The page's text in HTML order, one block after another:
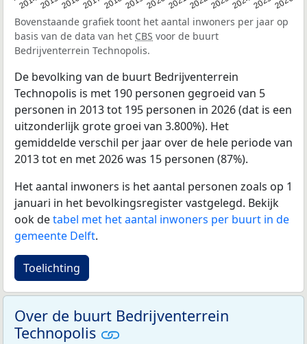
Bovenstaande grafiek toont het aantal inwoners per jaar op
basis van de data van het CBS voor de buurt
Bedrijventerrein Technopolis.
De bevolking van de buurt Bedrijventerrein
Technopolis is met 190 personen gegroeid van 5
personen in 2013 tot 195 personen in 2026 (dat is een
uitzonderlijk grote groei van 3.800%). Het
gemiddelde verschil per jaar over de hele periode van
2013 tot en met 2026 was 15 personen (87%).
Het aantal inwoners is het aantal personen zoals op 1
januari in het bevolkingsregister vastgelegd. Bekijk
ook detabel met het aantal inwoners per buurt in de
gemeente Delft.
Toelichting
Over de buurt Bedrijventerrein
Technopolis